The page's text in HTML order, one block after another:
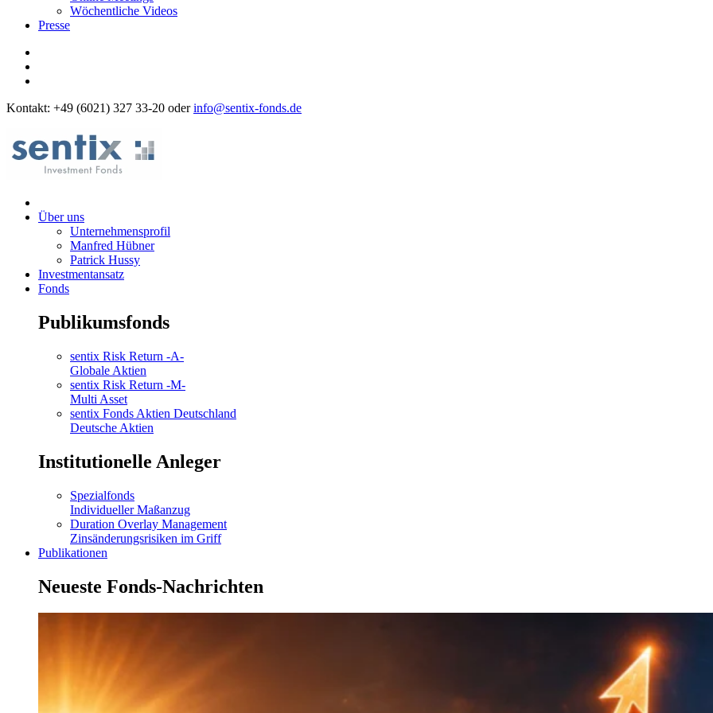
Wöchentliche Videos
Presse
Kontakt: +49 (6021) 327 33-20 oderinfo@sentix-fonds.de
Über uns
Unternehmensprofil
Manfred Hübner
Patrick Hussy
Investmentansatz
Fonds
Publikumsfonds
sentix Risk Return -A-
Globale Aktien
sentix Risk Return -M-
Multi Asset
sentix Fonds Aktien Deutschland
Deutsche Aktien
Institutionelle Anleger
Spezialfonds
Individueller Maßanzug
Duration Overlay Management
Zinsänderungsrisiken im Griff
Publikationen
Neueste Fonds-Nachrichten